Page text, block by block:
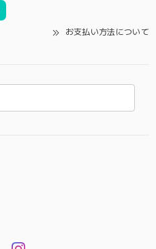
お支払い方法について